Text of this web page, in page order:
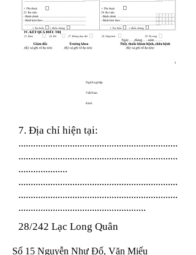
Nghề nghiệp
Việt Nam
Kinh
7. Địa chỉ hiện tại:
.................................................................
.................................................................
....................
.................................................................
.................................................................
....................................................
28/242 Lạc Long Quân
Số 15 Nguyễn Như Đổ, Văn Miếu